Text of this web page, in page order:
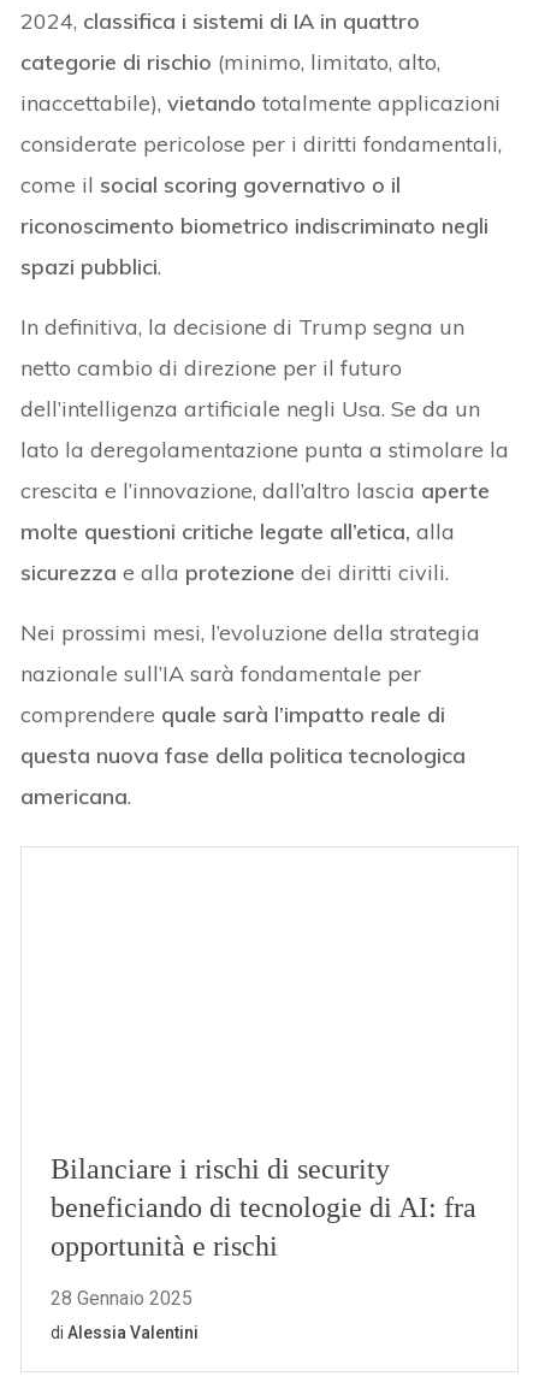
2024, classifica i sistemi di IA in quattro
categorie di rischio (minimo, limitato, alto,
inaccettabile),vietando totalmente applicazioni
considerate pericolose per i diritti fondamentali,
come il social scoring governativo o il
riconoscimento biometrico indiscriminato negli
spazi pubblici.
In definitiva, la decisione di Trump segna un
netto cambio di direzione per il futuro
dell’intelligenza artificiale negli Usa. Se da un
lato la deregolamentazione punta a stimolare la
crescita e l’innovazione, dall’altro lascia aperte
molte questioni critiche legate all’etica, alla
sicurezza e alla protezione dei diritti civili.
Nei prossimi mesi, l’evoluzione della strategia
nazionale sull’IA sarà fondamentale per
comprendere quale sarà l’impatto reale di
questa nuova fase della politica tecnologica
americana.